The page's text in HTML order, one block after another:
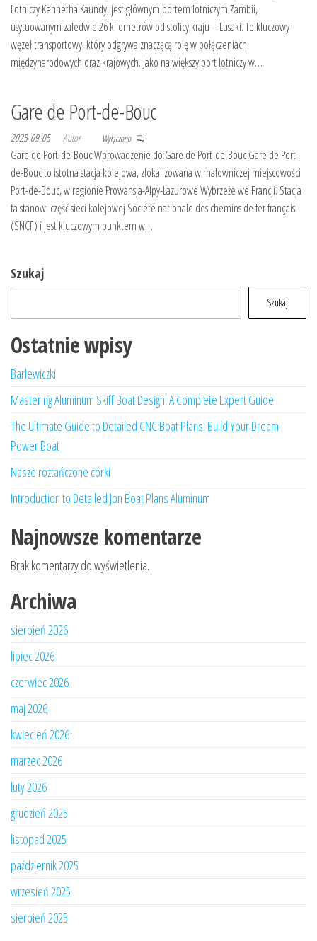
Lotniczy Kennetha Kaundy, jest głównym portem lotniczym Zambii,
usytuowanym zaledwie 26 kilometrów od stolicy kraju – Lusaki. To kluczowy
węzeł transportowy, który odgrywa znaczącą rolę w połączeniach
międzynarodowych oraz krajowych. Jako największy port lotniczy w…
Gare de Port-de-Bouc
2025-09-05 Autor Wyłączono
Gare de Port-de-Bouc Wprowadzenie do Gare de Port-de-Bouc Gare de Port-
de-Bouc to istotna stacja kolejowa, zlokalizowana w malowniczej miejscowości
Port-de-Bouc, w regionie Prowansja-Alpy-Lazurowe Wybrzeże we Francji. Stacja
ta stanowi część sieci kolejowej Société nationale des chemins de fer français
(SNCF) i jest kluczowym punktem w…
Szukaj
Szukaj
Ostatnie wpisy
Barlewiczki
Mastering Aluminum Skiff Boat Design: A Complete Expert Guide
The Ultimate Guide to Detailed CNC Boat Plans: Build Your Dream
Power Boat
Nasze roztańczone córki
Introduction to Detailed Jon Boat Plans Aluminum
Najnowsze komentarze
Brak komentarzy do wyświetlenia.
Archiwa
sierpień 2026
lipiec 2026
czerwiec 2026
maj 2026
kwiecień 2026
marzec 2026
luty 2026
grudzień 2025
listopad 2025
październik 2025
wrzesień 2025
sierpień 2025